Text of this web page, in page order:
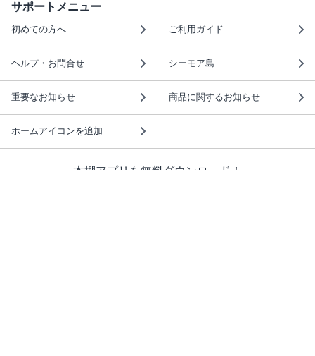
サポートメニュー
初めての方へ ご利用ガイド
ヘルプ・お問合せ シーモア島
重要なお知らせ 商品に関するお知らせ
ホームアイコンを追加
本棚アプリを無料ダウンロード！